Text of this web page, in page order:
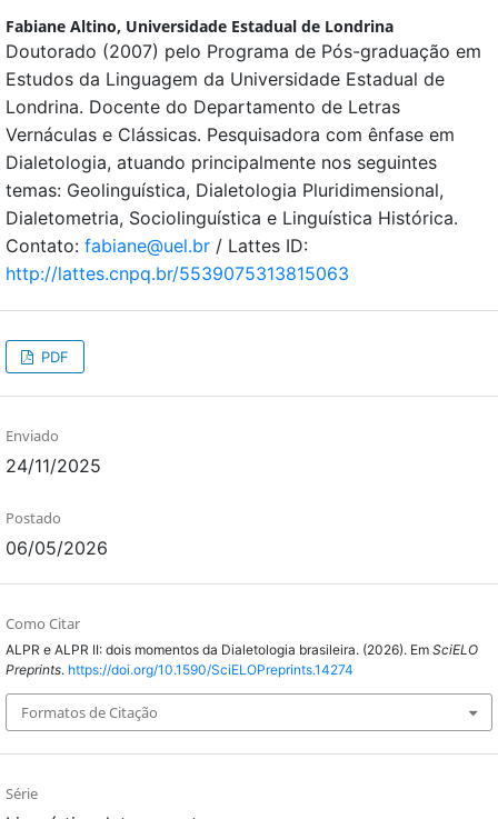
Fabiane Altino, Universidade Estadual de Londrina
Doutorado (2007) pelo Programa de Pós-graduação em
Estudos da Linguagem da Universidade Estadual de
Londrina. Docente do Departamento de Letras
Vernáculas e Clássicas. Pesquisadora com ênfase em
Dialetologia, atuando principalmente nos seguintes
temas: Geolinguística, Dialetologia Pluridimensional,
Dialetometria, Sociolinguística e Linguística Histórica.
Contato: fabiane@uel.br / Lattes ID:
http://lattes.cnpq.br/5539075313815063
PDF
Enviado
24/11/2025
Postado
06/05/2026
Como Citar
ALPR e ALPR II: dois momentos da Dialetologia brasileira. (2026). Em SciELO
Preprints. https://doi.org/10.1590/SciELOPreprints.14274
Formatos de Citação
Série